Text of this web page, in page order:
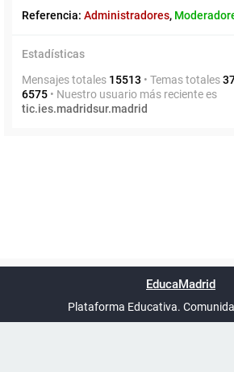
Referencia: Administradores,
Estadísticas
Mensajes totales 15513 • Temas totales
6575 • Nuestro usuario más reciente es
tic.ies.madridsur.madrid
UTC+02:00
phpBB España
EducaMadrid
Plataforma Educativa.